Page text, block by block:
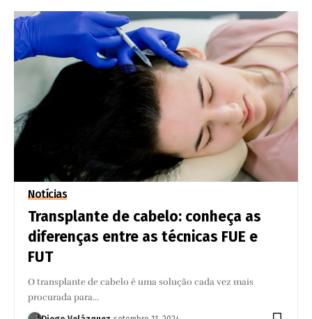
Notícias
Transplante de cabelo: conheça as
diferenças entre as técnicas FUE e
FUT
O transplante de cabelo é uma solução cada vez mais
procurada para…